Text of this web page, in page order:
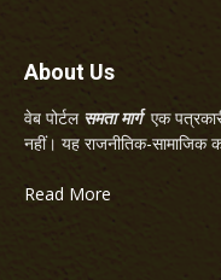
About Us
वेब पोर्टल समता मार्गएक
नहीं। यह राजनीतिक-सामाजिक
Read More